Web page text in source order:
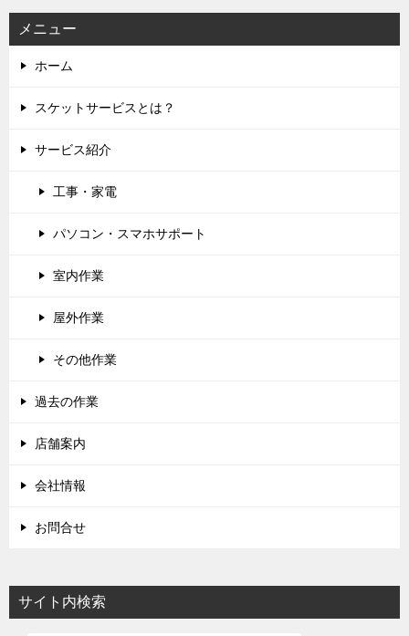
ンメニュー
ホーム
スケットサービスとは？
サービス紹介
工事・家電
パソコン・スマホサポート
室内作業
屋外作業
その他作業
過去の作業
店舗案内
会社情報
お問合せ
サイト内検索